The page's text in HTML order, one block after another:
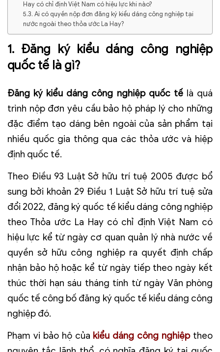
Hay có chỉ định Việt Nam có hiệu lực khi nào?
5.3. Ai có quyền nộp đơn đăng ký kiểu dáng công nghiệp tại
nước ngoài theo thỏa ước La Hay?
1. Đăng ký kiểu dáng công nghiệp
quốc tế là gì?
Đăng ký kiểu dáng công nghiệp quốc tế là quá
trình nộp đơn yêu cầu bảo hộ pháp lý cho những
đặc điểm tạo dáng bên ngoài của sản phẩm tại
nhiều quốc gia thông qua các thỏa ước và hiệp
định quốc tế.
Theo Điều 93 Luật Sở hữu trí tuệ 2005 được bổ
sung bởi khoản 29 Điều 1 Luật Sở hữu trí tuệ sửa
đổi 2022, đăng ký quốc tế kiểu dáng công nghiệp
theo Thỏa ước La Hay có chỉ định Việt Nam có
hiệu lực kể từ ngày cơ quan quản lý nhà nước về
quyền sở hữu công nghiệp ra quyết định chấp
nhận bảo hộ hoặc kể từ ngày tiếp theo ngày kết
thúc thời hạn sáu tháng tính từ ngày Văn phòng
quốc tế công bố đăng ký quốc tế kiểu dáng công
nghiệp đó.
Phạm vi bảo hộ của kiểu dáng công nghiệptheo